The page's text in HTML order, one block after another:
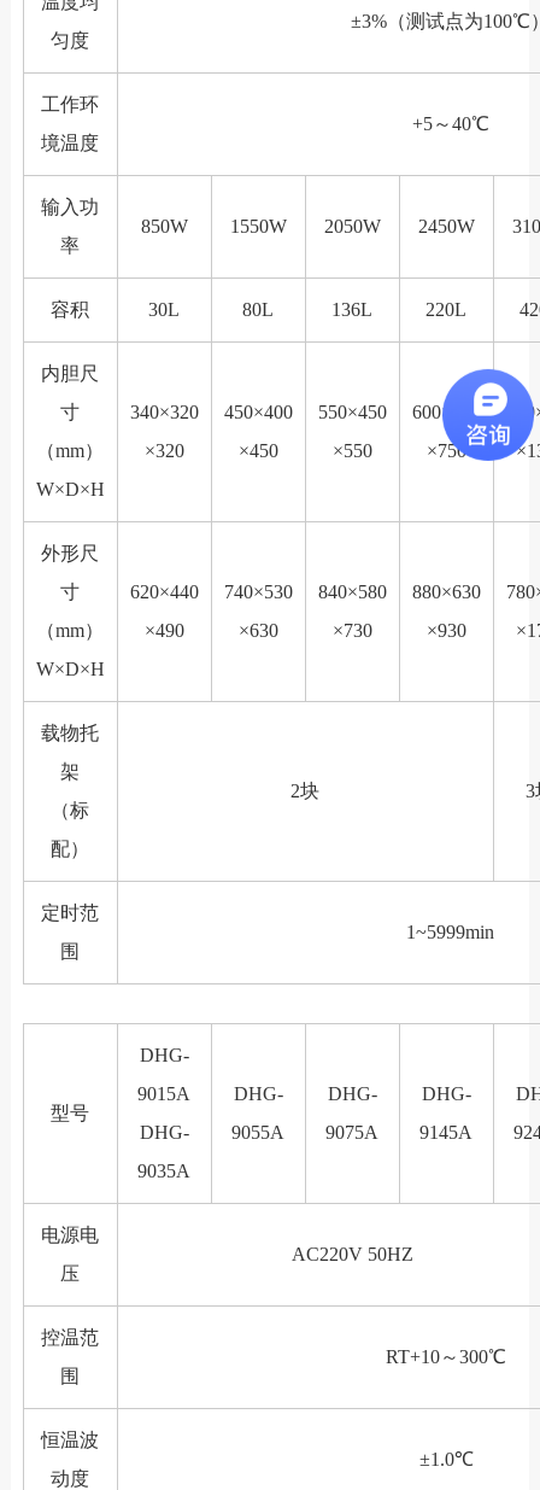
匀度
±3%（测试点为100℃
工作环
境温度
+5～40℃
输入功
率
850W 1550W 2050W 2450W
容积 30L 80L 136L 220L
内胆尺
寸
（mm）
W×D×H
340×320
×320
450×400
×450
550×450
×550
600×500
×750
外形尺
寸
（mm）
W×D×H
620×440
×490
740×530
×630
840×580
×730
880×630
×930
载物托
架
（标
配）
2块 3
定时范
围
1~5999min
型号
DHG-
9015A
DHG-
9035A
DHG-
9055A
DHG-
9075A
DHG-
9145A
电源电
压
AC220V 50HZ
控温范
围
RT+10～300℃
恒温波
动度
±1.0℃